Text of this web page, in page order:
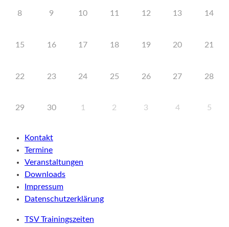
8 9 10 11 12 13 14
15 16 17 18 19 20 21
22 23 24 25 26 27 28
29 30 1 2 3 4 5
Kontakt
Termine
Veranstaltungen
Downloads
Impressum
Datenschutzerklärung
TSV Trainingszeiten